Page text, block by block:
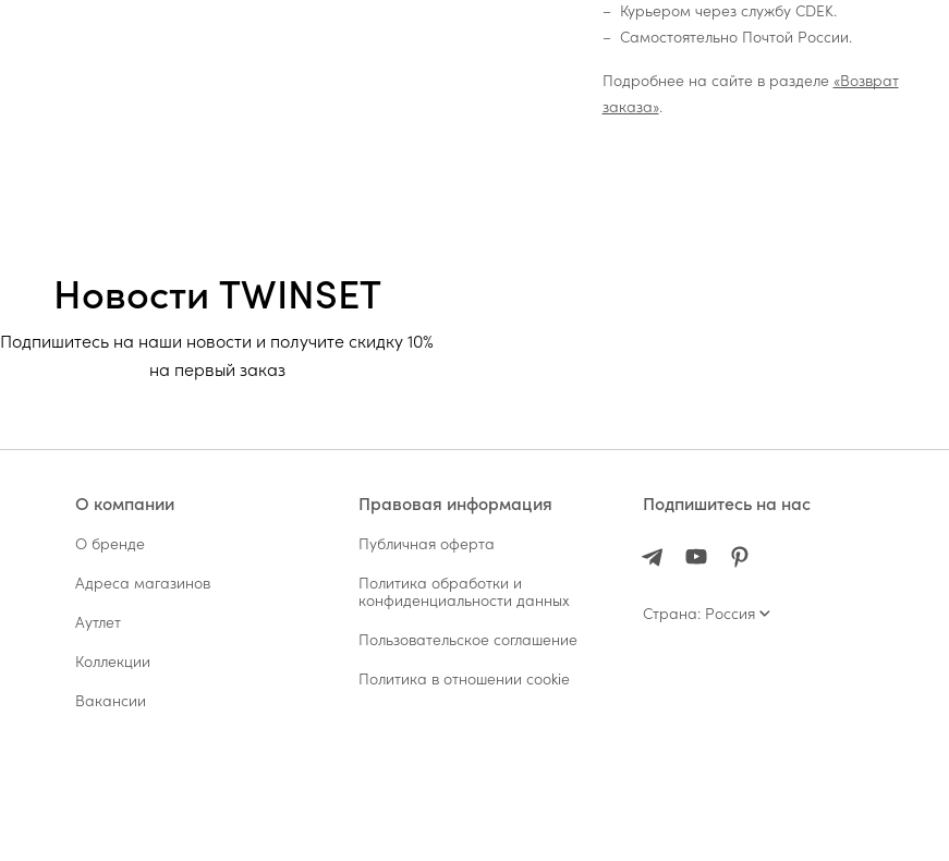
Курьером через службу CDEK.
Самостоятельно Почтой России.
Подробнее на сайте в разделе «Возврат
заказа».
Новости TWINSET
Подпишитесь на наши новости и получите скидку 10%
на первый заказ
О компании
О бренде
Адреса магазинов
Аутлет
Коллекции
Вакансии
Правовая информация
Публичная оферта
Политика обработки и
конфиденциальности данных
Пользовательское соглашение
Политика в отношении cookie
Подпишитесь на нас
Страна: Россия